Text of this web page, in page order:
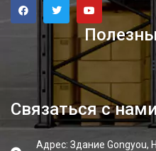
Связаться с
Адрес: Здание Gongyou,